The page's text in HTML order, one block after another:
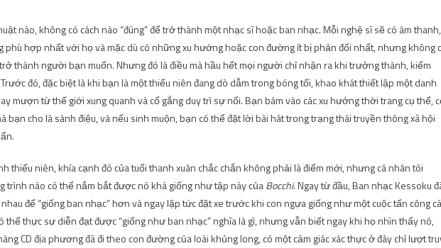
nào, không có cách nào “đúng” để trở thành một nhạc sĩ hoặc ban nhạc. Mỗi nghệ sĩ sẽ có âm thanh,
phù hợp nhất với họ và mặc dù có những xu hướng hoặc con đường ít bị phản đối nhất, nhưng không
thành người bạn muốn. Nhưng đó là điều mà hầu hết mọi người chỉ nhận ra khi trưởng thành, kiếm
đó, đặc biệt là khi bạn là một thiếu niên đang dò dẫm trong bóng tối, khao khát thiết lập một danh
mượn từ thế giới xung quanh và cố gắng duy trì sự nổi. Bạn bám vào các xu hướng thời trang cụ thể,
bạn cho là sành điệu, và nếu sinh muộn, bạn có thể đặt lời bài hát trong trạng thái truyền thông xã hội
thiếu niên, khía cạnh đó của tuổi thanh xuân chắc chắn không phải là điểm mới, nhưng cá nhân tôi
trình nào có thể nắm bắt được nó khá giống như tập này củaBocchi. Ngay từ đầu, Ban nhạc Kessoku
để “giống ban nhạc” hơn và ngay lập tức đặt xe trước khi con ngựa giống như một cuộc tấn công cá
thể thực sự diễn đạt được “giống như ban nhạc” nghĩa là gì, nhưng vẫn biết ngay khi họ nhìn thấy nó,
CD địa phương đã đi theo con đường của loài khủng long, có một cảm giác xác thực ở đây chỉ lượt